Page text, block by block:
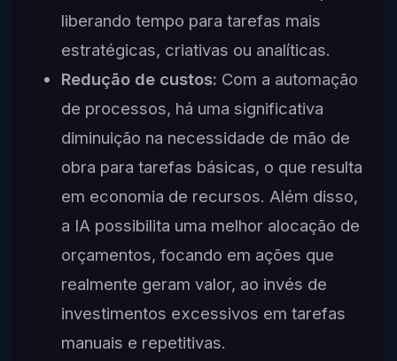
liberando tempo para tarefas mais
estratégicas, criativas ou analíticas.
Redução de custos: Com a automação
de processos, há uma significativa
diminuição na necessidade de mão de
obra para tarefas básicas, o que resulta
em economia de recursos. Além disso,
a IA possibilita uma melhor alocação de
orçamentos, focando em ações que
realmente geram valor, ao invés de
investimentos excessivos em tarefas
manuais e repetitivas.